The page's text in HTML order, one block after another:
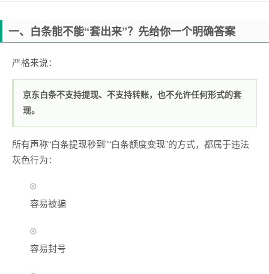
一、白条能不能“套出来”？先给你一个明确答案
严格来说：
京东白条不支持提现、不支持转账，也不允许任何形式的套
现。
所有声称“白条提现秒到”“白条额度变现”的方式，都属于违法
灰色行为：
容易被骗
容易封号